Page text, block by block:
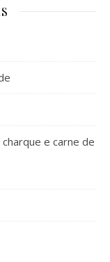
e carne de